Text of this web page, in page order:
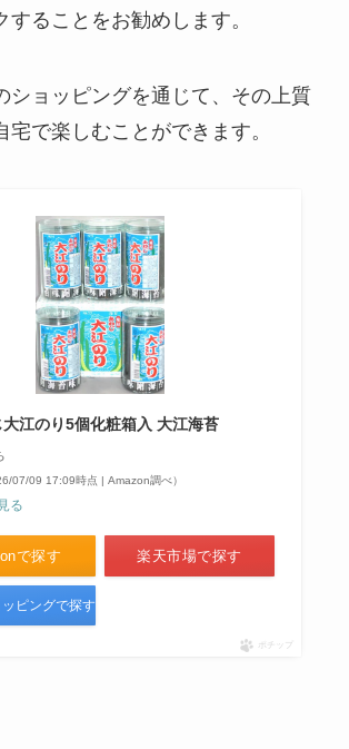
得な購入先はどこ？
冷麺の麺 どこで売ってる？業務ス
ーパーで購入できる？
することをお勧めします。
ショッピングを通じて、その上質
宅で楽しむことができます。
大江のり5個化粧箱入 大江海苔
07/09 17:09時点 | Amazon調べ）
る
で探す 楽天市場で探す
ピングで探す
ポチップ